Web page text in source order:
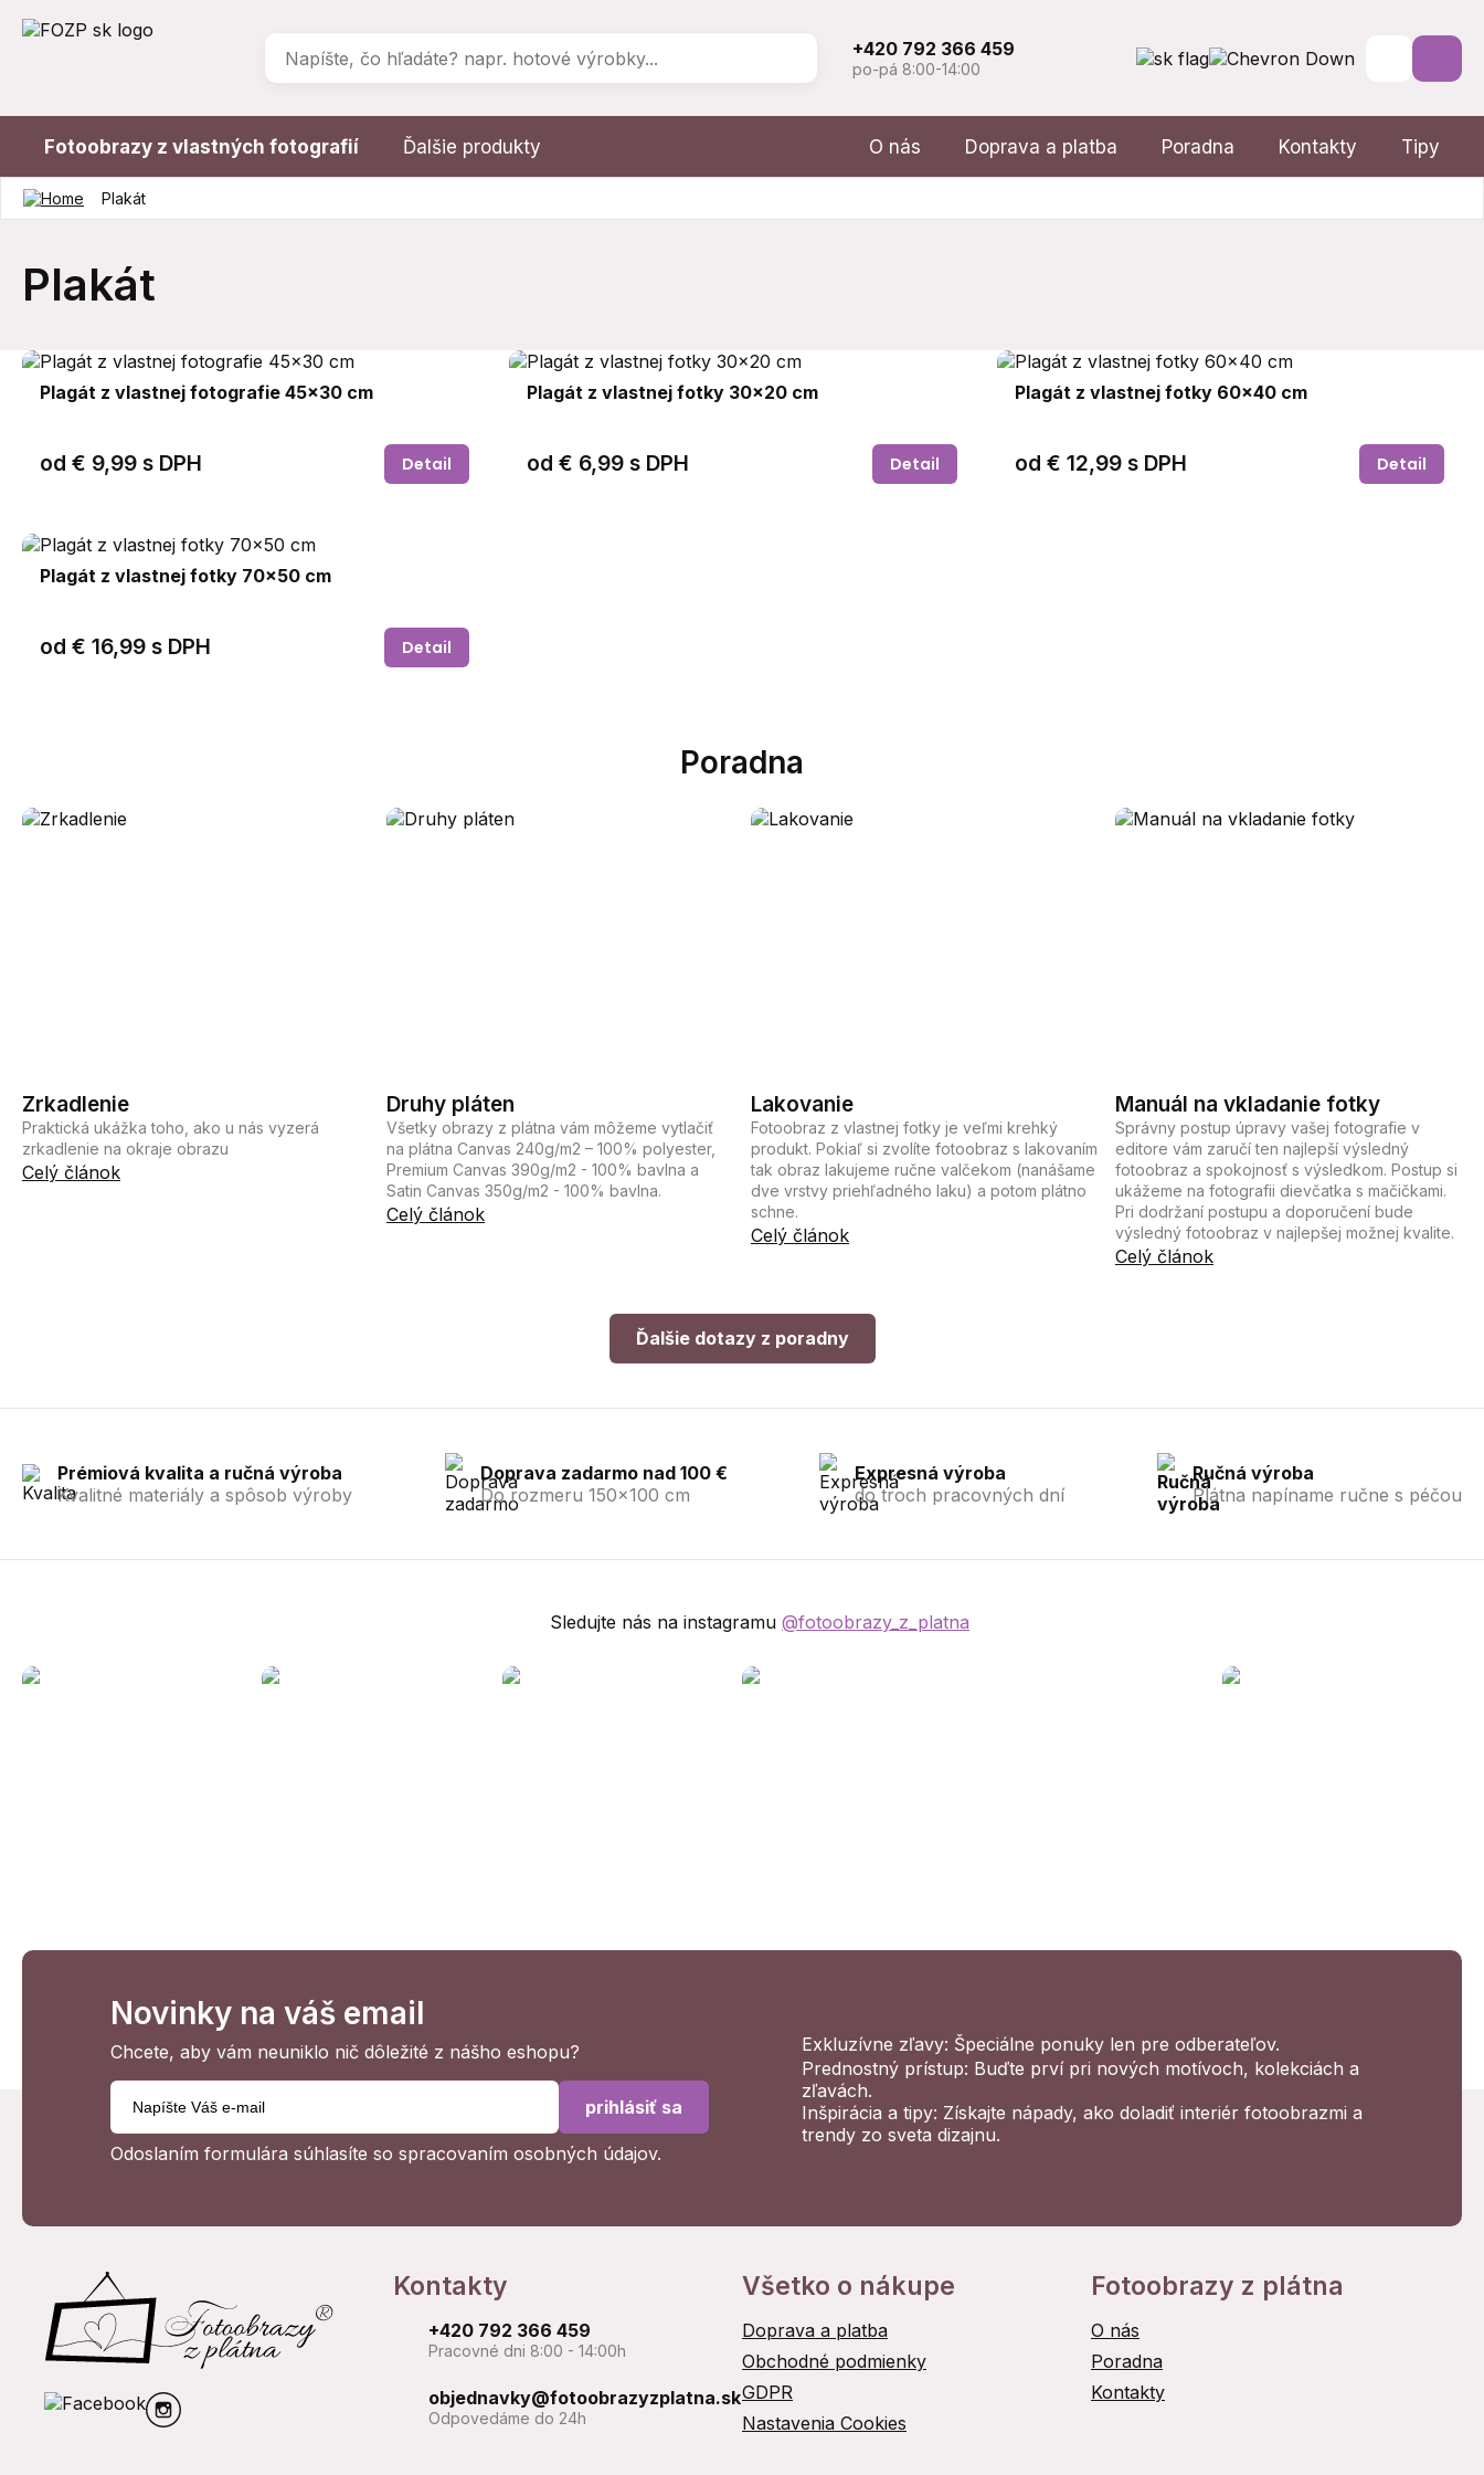
+420 792 366 459
po-pá 8:00-14:00
Fotoobrazy z vlastných fotografií Ďalšie produkty O nás Doprava a platba Poradna Kontakty Tipy
Plakát
Plakát
Plagát z vlastnej fotografie 45x30 cm
od € 9,99 s DPH Detail
Plagát z vlastnej fotky 30x20 cm
od€ 6,99 s DPH Detail
Plagát z vlastnej fotky 60x40 cm
od € 12,99 s DPH Detail
Plagát z vlastnej fotky 70x50 cm
od € 16,99 s DPH Detail
Poradna
Zrkadlenie
Praktická ukážka toho, ako u nás vyzerá
zrkadlenie na okraje obrazu
Celý článok
Druhy pláten
Všetky obrazy z plátna vám môžeme vytlačiť
na plátna Canvas 240g/m2 – 100% polyester,
Premium Canvas 390g/m2 - 100% bavlna a
Satin Canvas 350g/m2 - 100% bavlna.
Celý článok
Lakovanie
Fotoobraz z vlastnej fotky je veľmi krehký
produkt. Pokiaľ si zvolíte fotoobraz s lakovaním
tak obraz lakujeme ručne valčekom (nanášame
dve vrstvy priehľadného laku) a potom plátno
schne.
Celý článok
Manuál na vkladanie fotky
Správny postup úpravy vašej fotografie v
editore vám zaručí ten najlepší výsledný
fotoobraz a spokojnosť s výsledkom. Postup si
ukážeme na fotografii dievčatka s mačičkami.
Pri dodržaní postupu a doporučení bude
výsledný fotoobraz v najlepšej možnej kvalite.
Celý článok
Ďalšie dotazy z poradny
Prémiová kvalita a ručná výroba
Kvalitné materiály a spôsob výroby
Doprava zadarmo nad 100 €
Do rozmeru 150x100 cm
Expresná výroba
do troch pracovných dní
Ručná výroba
Plátna napíname ručne s péčou
Sledujte nás na instagramu @fotoobrazy_z_platna
Novinky na váš email
Chcete, aby vám neuniklo nič dôležité z nášho eshopu?
prihlásiť sa
Odoslaním formulára súhlasíte so spracovaním osobných údajov.
Exkluzívne zľavy: Špeciálne ponuky len pre odberateľov.
Prednostný prístup: Buďte prví pri nových motívoch, kolekciách a
zľavách.
Inšpirácia a tipy: Získajte nápady, ako doladiť interiér fotoobrazmi a
trendy zo sveta dizajnu.
Kontakty
+420 792 366 459
Pracovné dni 8:00 - 14:00h
objednavky@fotoobrazyzplatna.sk
Odpovedáme do 24h
Všetko o nákupe
Doprava a platba
Obchodné podmienky
GDPR
Nastavenia Cookies
Fotoobrazy z plátna
O nás
Poradna
Kontakty